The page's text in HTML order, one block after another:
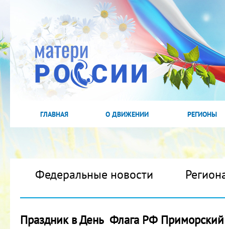
ГЛАВНАЯ О ДВИЖЕНИИ РЕГИОНЫ
Федеральные новости
Праздник в День Флага РФ